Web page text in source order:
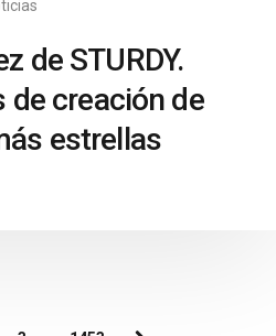
de STURDY.
de creación de
estrellas